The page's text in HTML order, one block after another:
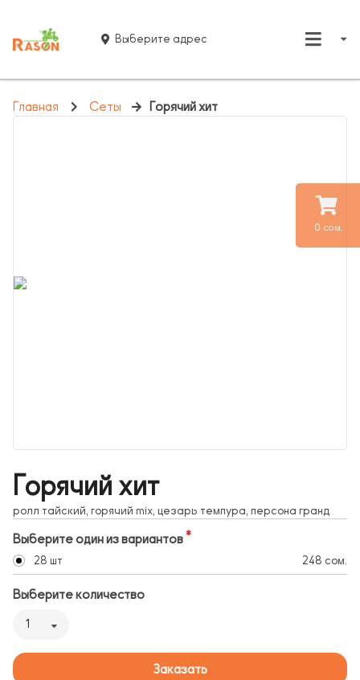
0 сом.
Выберите адрес
Главная Сеты Горячий хит
Горячий хит
ролл тайский, горячий mix, цезарь темпура, персона гранд
Выберите один из вариантов
28 шт 248 сом.
Выберите количество
1
Заказать